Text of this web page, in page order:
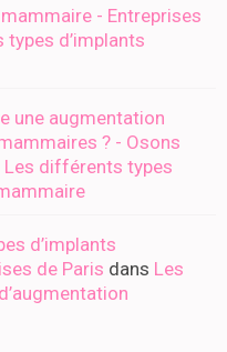
- Entreprises
d’implants
une augmentation
? - Osons
Les différents types
d’implants
de Paris dans Les